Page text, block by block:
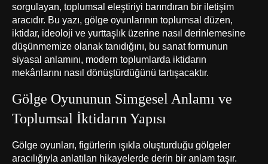
sorgulayan, toplumsal eleştiriyi barındıran bir iletişim
aracıdır. Bu yazı, gölge oyunlarının toplumsal düzen,
iktidar, ideoloji ve yurttaşlık üzerine nasıl derinlemesine
düşünmemize olanak tanıdığını, bu sanat formunun
siyasal anlamını, modern toplumlarda iktidarın
mekânlarını nasıl dönüştürdüğünü tartışacaktır.
Gölge Oyununun Simgesel Anlamı ve
Toplumsal İktidarın Yapısı
Gölge oyunları, figürlerin ışıkla oluşturduğu gölgeler
aracılığıyla anlatılan hikayelerde derin bir anlam taşır.